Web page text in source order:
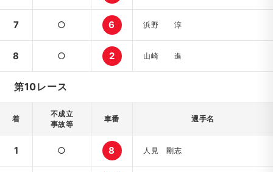
7 ○ 6 浜野 淳
8 ○ 2 山崎 進
第10レース
着
不成立
事故等
車番 選手名
1 ○ 8 人見 剛志